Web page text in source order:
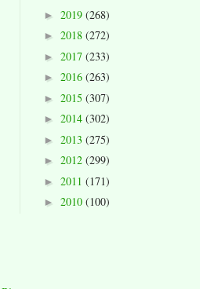
► 2019 (268)
► 2018 (272)
► 2017 (233)
► 2016 (263)
► 2015 (307)
► 2014 (302)
► 2013 (275)
► 2012 (299)
► 2011 (171)
► 2010 (100)